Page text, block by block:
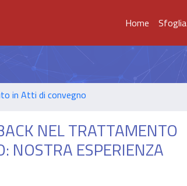
Home Sfoglia
in Atti di convegno
NEL TRATTAMENTO
NOSTRA ESPERIENZA